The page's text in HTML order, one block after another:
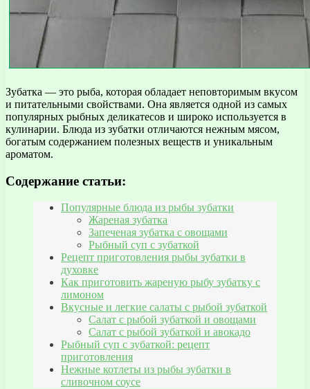
Зубатка — это рыба, которая обладает неповторимым вкусом
и питательными свойствами. Она является одной из самых
популярных рыбных деликатесов и широко используется в
кулинарии. Блюда из зубатки отличаются нежным мясом,
богатым содержанием полезных веществ и уникальным
ароматом.
Содержание статьи:
Популярные блюда из рыбы зубатки
Жареная зубатка
Запеченая зубатка с овощами
Рыбный суп с зубаткой
Рецепт приготовления рыбы зубатки в
духовке
Как приготовить жареную рыбу зубатку с
лимоном
Вкусные и легкие салаты с рыбой зубаткой
Салат с рыбой зубаткой и овощами
Салат с рыбой зубаткой и авокадо
Рыбный суп с зубаткой: рецепт
приготовления
Нежные котлеты из рыбы зубатки в
сливочном соусе